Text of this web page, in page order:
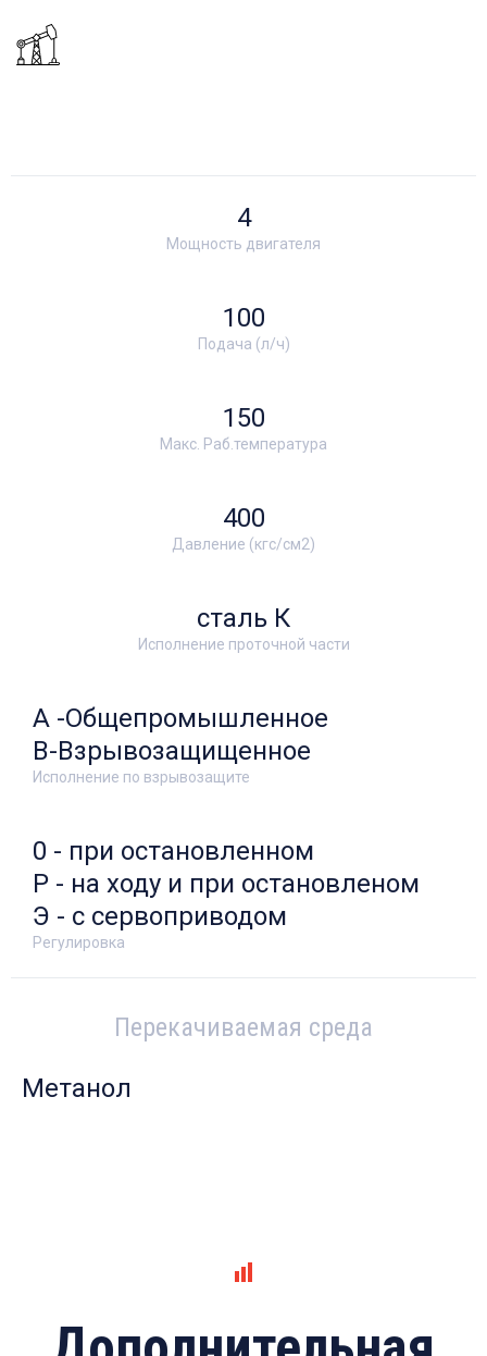
Мощность двигателя
4
Подача (л/ч)
100
Макс. Раб.температура
150
Давление (кгс/см2)
400
Исполнение проточной части
сталь К
Исполнение по взрывозащите
А -Общепромышленное
В-Взрывозащищенное
Регулировка
0 - при остановленном
Р - на ходу и при остановленом
Э - с сервоприводом
Перекачиваемая среда
Метанол